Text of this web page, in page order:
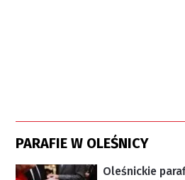
PARAFIE W OLEŚNICY
Oleśnickie